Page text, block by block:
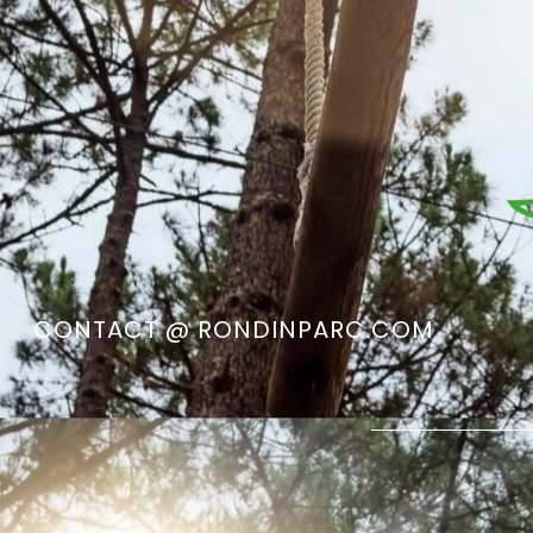
CONTACT @ RONDINPARC.COM